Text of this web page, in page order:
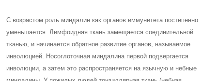
С возрастом роль миндалин как органов иммунитета постепенно
уменьшается. Лимфоидная ткань замещается соединительной
тканью, и начинается обратное развитие органов, называемое
инволюцией. Носоглоточная миндалина первой подвергается
инволюции, а затем это распространяется на язычную и небные